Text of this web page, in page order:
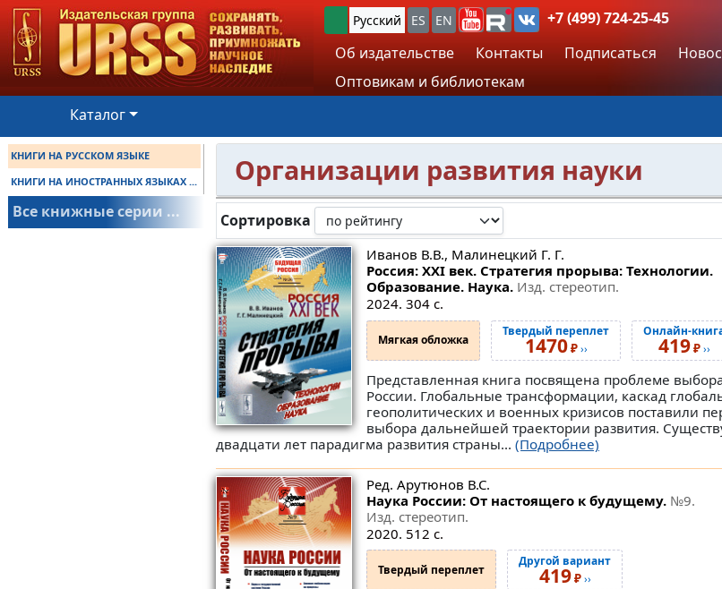
Русский ES EN
+7 (499) 724-25-45
Об издательстве
Контакты Подписаться
Оптовикам и библиотекам
Каталог
КНИГИ НА РУССКОМ ЯЗЫКЕ
КНИГИ НА ИНОСТРАННЫХ ЯЗЫКАХ ...
Все книжные серии ...
Организации развития науки
Сортировка
Иванов В.В., Малинецкий Г. Г.
Россия: XXI век. Стратегия прорыва: Технологии.
Образование. Наука. Изд. стереотип.
2024. 304 с.
Мягкая обложка
Твердый переплет
1470₽››
Онлайн-
419₽››
Представленная книга посвящена проблеме
России. Глобальные трансформации, каскад
геополитических и военных кризисов поставили
выбора дальнейшей траектории развития.
двадцати лет парадигма развития страны... (Подробнее)
Ред. Арутюнов В.С.
Наука России: От настоящего к будущему. №9.
Изд. стереотип.
2020. 512 с.
Твердый переплет
Другой вариант
419₽››